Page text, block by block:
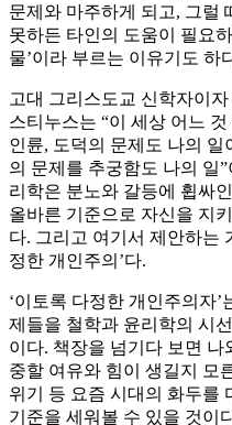
문제와 마주하게 되고, 그럴
못하든 타인의 도움이 필요
물’이라 부르는 이유기도 하
고대 그리스도교 신학자이
스티누스는 “이 세상 어느
인륜, 도덕의 문제도 나의 일
의 문제를 추궁함도 나의 일
리학은 분노와 갈등에 휩싸
올바른 기준으로 자신을 지
다. 그리고 여기서 제안하는
정한 개인주의’다.
‘이토록 다정한 개인주의자
제들을 철학과 윤리학의 시
이다. 책장을 넘기다 보면
중할 여유와 힘이 생길지 모
위기 등 요즘 시대의 화두를
기준을 세워볼 수 있을 것이